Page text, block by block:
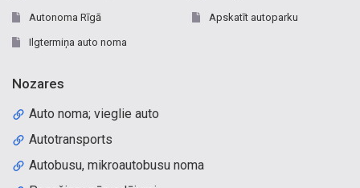
Autonoma Rīgā
Ilgtermiņa auto noma
Apskatīt autoparku
Nozares
Auto noma; vieglie auto
Autotransports
Autobusu, mikroautobusu noma